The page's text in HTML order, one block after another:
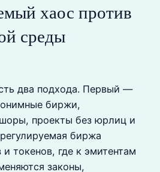
хаос против
среды
два подхода. Первый —
биржи,
проекты без юрлиц и
биржа
токенов, где к эмитентам
законы,